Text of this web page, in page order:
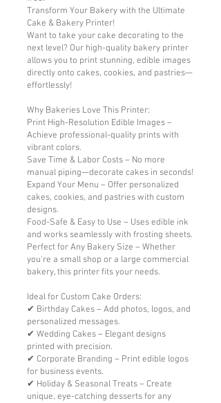
Transform Your Bakery with the Ultimate
Cake & Bakery Printer!
Want to take your cake decorating to the
next level? Our high-quality bakery printer
allows you to print stunning, edible images
directly onto cakes, cookies, and pastries—
effortlessly!
Why Bakeries Love This Printer:
Print High-Resolution Edible Images –
Achieve professional-quality prints with
vibrant colors.
Save Time & Labor Costs – No more
manual piping—decorate cakes in seconds!
Expand Your Menu – Offer personalized
cakes, cookies, and pastries with custom
designs.
Food-Safe & Easy to Use – Uses edible ink
and works seamlessly with frosting sheets.
Perfect for Any Bakery Size – Whether
you're a small shop or a large commercial
bakery, this printer fits your needs.
Ideal for Custom Cake Orders:
✔ Birthday Cakes – Add photos, logos, and
personalized messages.
✔ Wedding Cakes – Elegant designs
printed with precision.
✔ Corporate Branding – Print edible logos
for business events.
✔ Holiday & Seasonal Treats – Create
unique, eye-catching desserts for any